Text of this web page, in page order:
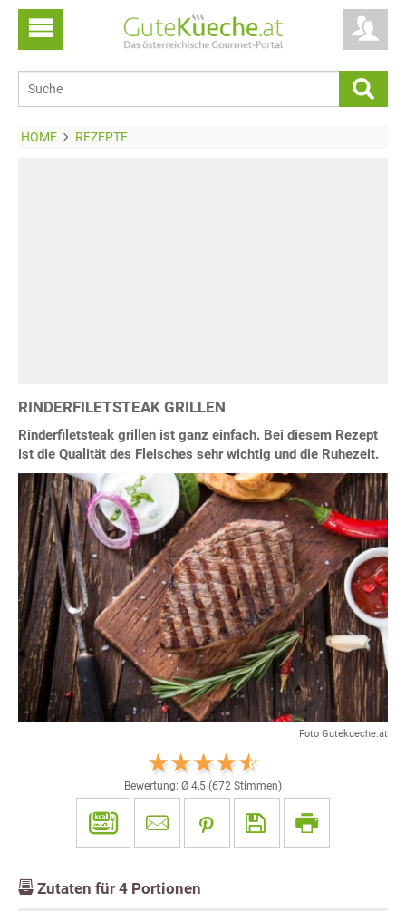
HOME REZEPTE
RINDERFILETSTEAK GRILLEN
Rinderfiletsteak grillen ist ganz einfach. Bei diesem Rezept
ist die Qualität des Fleisches sehr wichtig und die Ruhezeit.
Foto Gutekueche.at
Bewertung: Ø 4,5 (672 Stimmen)
Zutaten für 4 Portionen